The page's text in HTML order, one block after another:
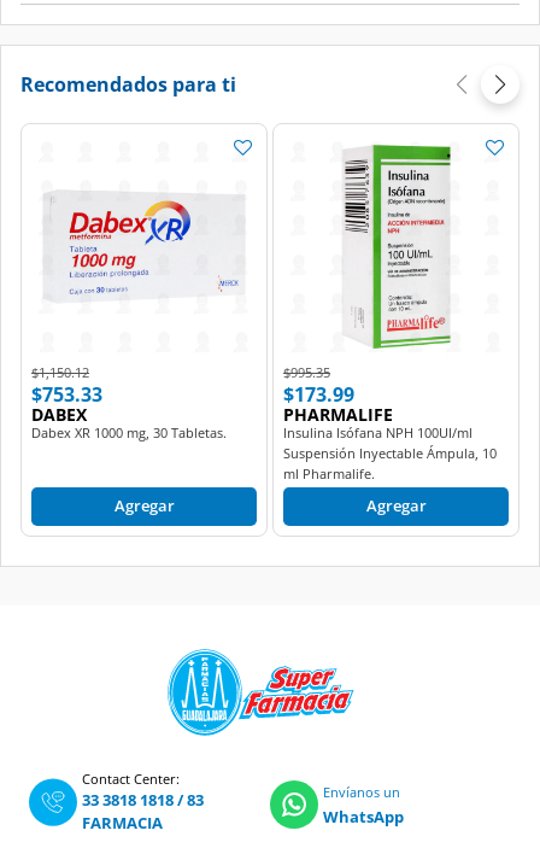
Recomendados para ti
Price reduced from
$1,150.12to
$753.33
DABEX
Dabex XR 1000 mg, 30 Tabletas.
Agregar
Price reduced from
$995.35to
$173.99
PHARMALIFE
Insulina Isófana NPH 100UI/ml
Suspensión Inyectable Ámpula, 10
ml Pharmalife.
Agregar
Contact Center:
33 3818 1818/83
FARMACIA
Envíanos un
WhatsApp